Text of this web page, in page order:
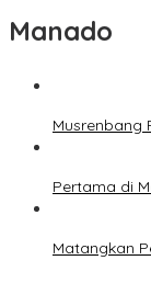
Manado
Musrenbang
Pertama di
Matangkan